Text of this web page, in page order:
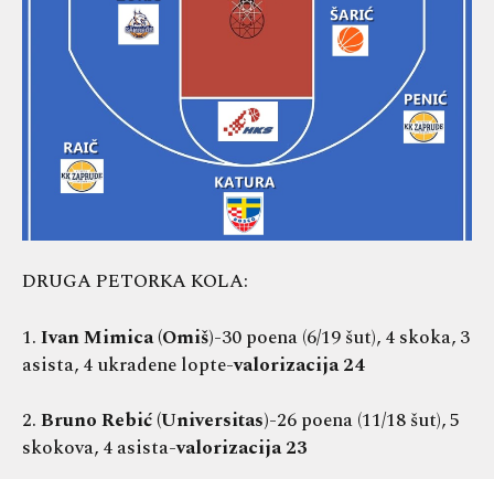
DRUGA PETORKA KOLA:
1.Ivan Mimica(Omiš)-30 poena (6/19 šut), 4 skoka, 3
asista, 4 ukradene lopte-valorizacija 24
2.Bruno Rebić (Universitas)-26 poena (11/18 šut), 5
skokova, 4 asista-valorizacija 23